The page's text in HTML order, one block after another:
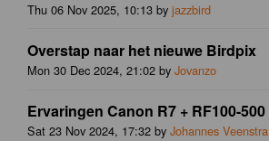
Thu 06 Nov 2025, 10:13 by jazzbird
Overstap naar het nieuwe Birdpix
Mon 30 Dec 2024, 21:02 by Jovanzo
Ervaringen Canon R7 + RF100-500
Sat 23 Nov 2024, 17:32 by Johannes Veenstra